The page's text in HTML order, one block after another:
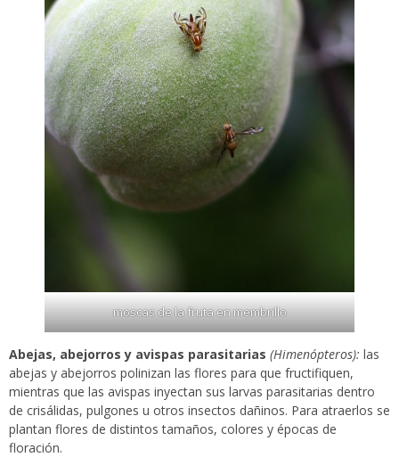
moscas de la fruta en membrillo
Abejas, abejorros y avispas parasitarias (Himenópteros): las
abejas y abejorros polinizan las flores para que fructifiquen,
mientras que las avispas inyectan sus larvas parasitarias dentro
de crisálidas, pulgones u otros insectos dañinos. Para atraerlos se
plantan flores de distintos tamaños, colores y épocas de
floración.